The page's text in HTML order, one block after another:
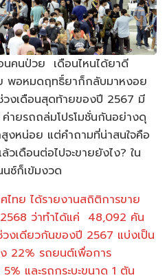
นคนป่วย เดือนไหนได้ยาดี
พอหมดฤทธิ์ยาก็กลับมาหงอย
วงเดือนสุดท้ายของปี 2567 มี
ายรถถล่มโปรโมชั่นกันอย่างดุ
งหน่อย แต่คำถามที่น่าสนใจคือ
เดือนต่อไปจะขายยังไง? ใน
ซ์ก็เข้มงวด
ไทย ได้รายงานสถิติการขาย
ว่าทำได้แค่ 48,092 คัน
งเดียวกันของปี 2567 แบ่งเป็น
22% รถยนต์เพื่อการ
และรถกระบะขนาด 1 ตัน